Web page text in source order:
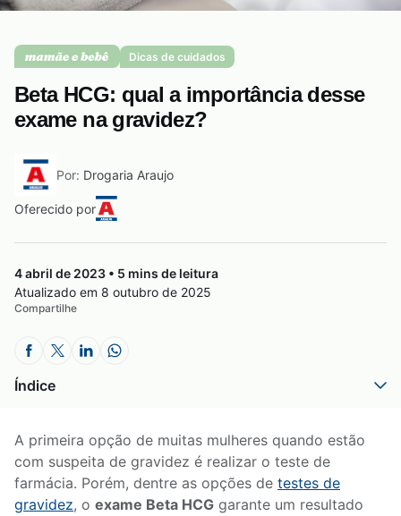
Dicas de cuidados
Beta HCG: qual a importância desse
exame na gravidez?
Por: Drogaria Araujo
Oferecido por
4 abril de 2023 • 5 mins de leitura
Atualizado em 8 outubro de 2025
Compartilhe
Índice
A primeira opção de muitas mulheres quando estão
com suspeita de gravidez é realizar o teste de
farmácia. Porém, dentre as opções de testes de
gravidez, o exame Beta HCG garante um resultado